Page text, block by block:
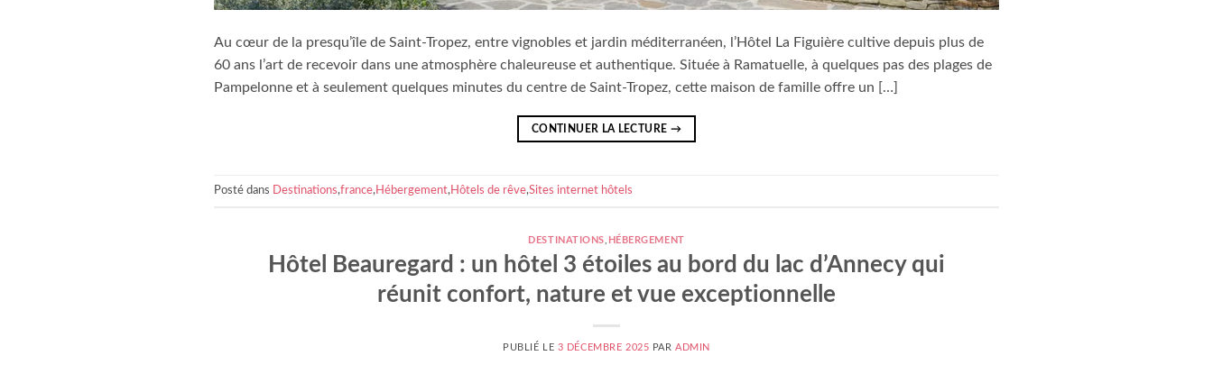
Au cœur de la presqu’île de Saint-Tropez, entre vignobles et jardin méditerranéen, l’Hôtel La Figuière cultive depuis plus de
60 ans l’art de recevoir dans une atmosphère chaleureuse et authentique. Située à Ramatuelle, à quelques pas des plages de
Pampelonne et à seulement quelques minutes du centre de Saint-Tropez, cette maison de famille offre un […]
CONTINUER LA LECTURE →
Posté dans Destinations,france,Hébergement,Hôtels de rêve,Sites internet hôtels
DESTINATIONS HÉBERGEMENT
Hôtel Beauregard : un hôtel 3 étoiles au bord du lac d’Annecy qui
réunit confort, nature et vue exceptionnelle
PUBLIÉ LE 3 DÉCEMBRE 2025 PAR ADMIN